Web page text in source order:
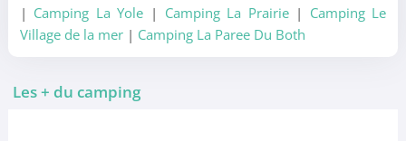
| Camping La Yole | Camping La Prairie| Camping Le
Village de la mer| Camping La Paree Du Both
Les + du camping